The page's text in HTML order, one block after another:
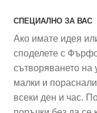
СПЕЦИАЛНО ЗА ВАС
Ако имате идея
споделете с
сътворяването на
малки и
всеки ден и час.